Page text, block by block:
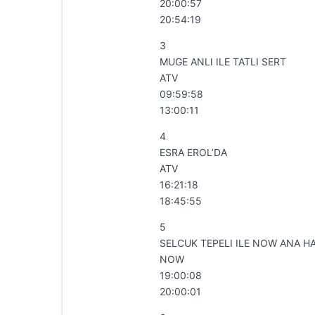
20:00:57
20:54:19
3
MUGE ANLI ILE TATLI SERT
ATV
09:59:58
13:00:11
4
ESRA EROL’DA
ATV
16:21:18
18:45:55
5
SELCUK TEPELI ILE NOW ANA
NOW
19:00:08
20:00:01